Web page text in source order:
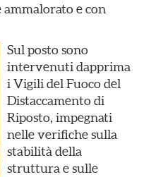
e con
Sul posto sono
intervenuti dapprima
i Vigili del Fuoco del
Distaccamento di
Riposto, impegnati
nelle verifiche sulla
stabilità della
struttura e sulle